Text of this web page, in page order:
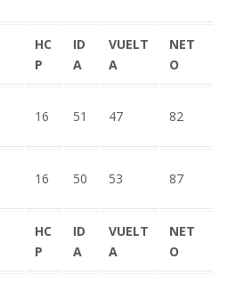
HC
P
ID
A
VUELT
A
NET
O
16 51 47 82
16 50 53 87
HC
P
ID
A
VUELT
A
NET
O